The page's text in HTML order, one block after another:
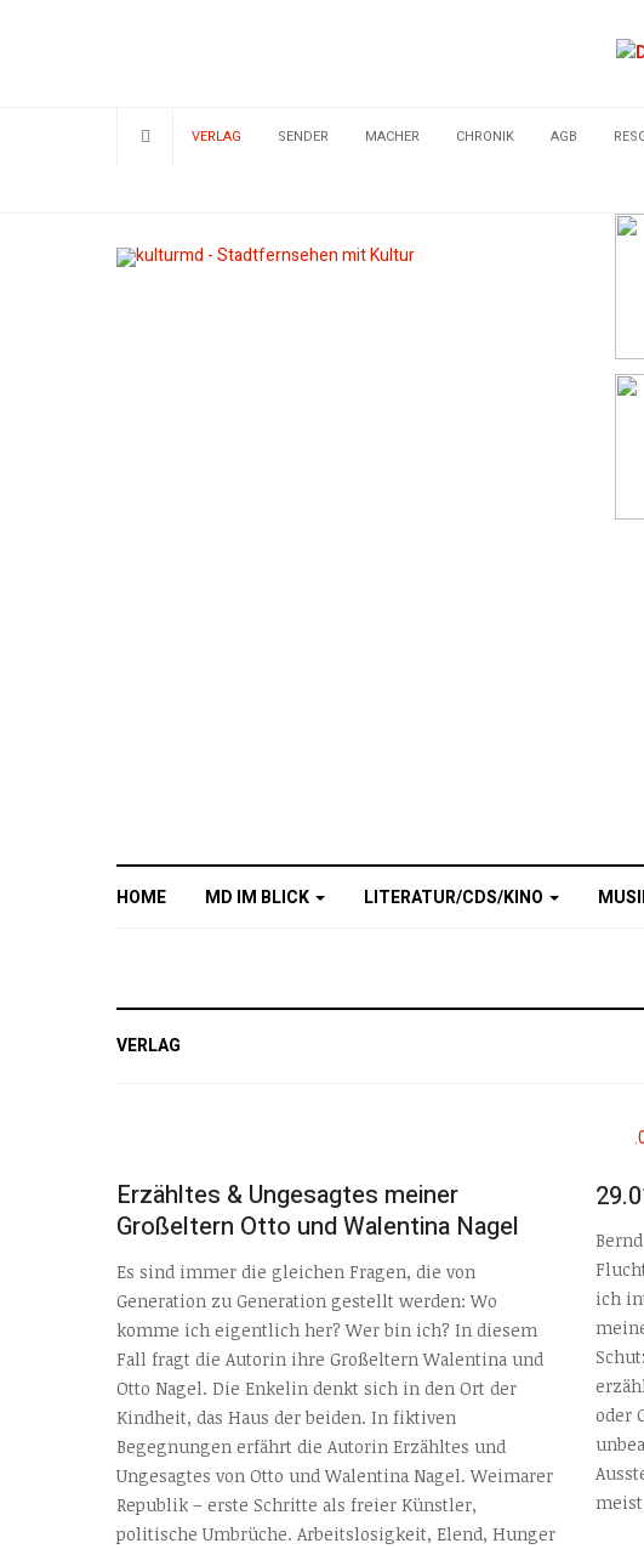
VERLAG SENDER MACHER CHRONIK AGB
HOME MD IM BLICK LITERATUR/CDS/KINO
VERLAG
Erzähltes & Ungesagtes meiner
Großeltern Otto und Walentina Nagel
Es sind immer die gleichen Fragen, die von
Generation zu Generation gestellt werden: Wo
komme ich eigentlich her? Wer bin ich? In diesem
Fall fragt die Autorin ihre Großeltern Walentina und
Otto Nagel. Die Enkelin denkt sich in den Ort der
Kindheit, das Haus der beiden. In fiktiven
Begegnungen erfährt die Autorin Erzähltes und
Ungesagtes von Otto und Walentina Nagel. Weimarer
Republik – erste Schritte als freier Künstler,
politische Umbrüche. Arbeitslosigkeit, Elend, Hunger
ich
oder